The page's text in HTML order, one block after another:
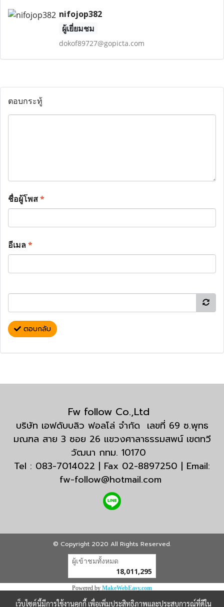
nifojop382
ผู้เยี่ยมชม
dokof89727@gopicta.com
ตอบกระทู้
ชื่อผู้โพส*
อีเมล*
ตอบกลับ
Fw follow Co.,Ltd
บริษัท เอฟดับบลิว ฟอลโล่ จำกัด เลขที่ 69 ซ.พุทธ
มณฑล สาย 3 ซอย 26 แขวงศาลาธรรมสพน์ เขตทวี
วัฒนา กทม. 10170
Tel : 083-7014022 | Fax 02-8897250 | Email:
fw-follow@hotmail.com
© Copyright 2020 All Rights Reserved.
ผู้เข้าชมวันนี้
Powered byMakeWebEasy.com
เว็บไซต์นี้มีการใช้งานคุกกี้ เพื่อเพิ่มประสิทธิภาพและประสบการณ์ที่ดีใน